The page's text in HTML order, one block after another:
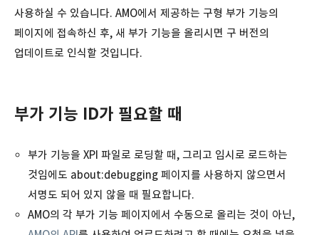
사용하실 수 있습니다. AMO에서 제공하는 구형 부가 기능의
페이지에 접속하신 후, 새 부가 기능을 올리시면 구 버전의
업데이트로 인식할 것입니다.
부가 기능 ID가 필요할 때
부가 기능을 XPI 파일로 로딩할 때, 그리고 임시로 로드하는
것임에도 about:debugging 페이지를 사용하지 않으면서
서명도 되어 있지 않을 때 필요합니다.
AMO의 각 부가 기능 페이지에서 수동으로 올리는 것이 아닌,